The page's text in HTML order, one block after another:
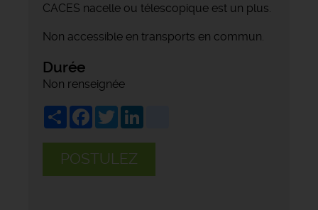
CACES nacelle ou télescopique est un plus.
Non accessible en transports en commun.
Durée
Non renseignée
ShareFacebook
Twitter
POSTULEZ